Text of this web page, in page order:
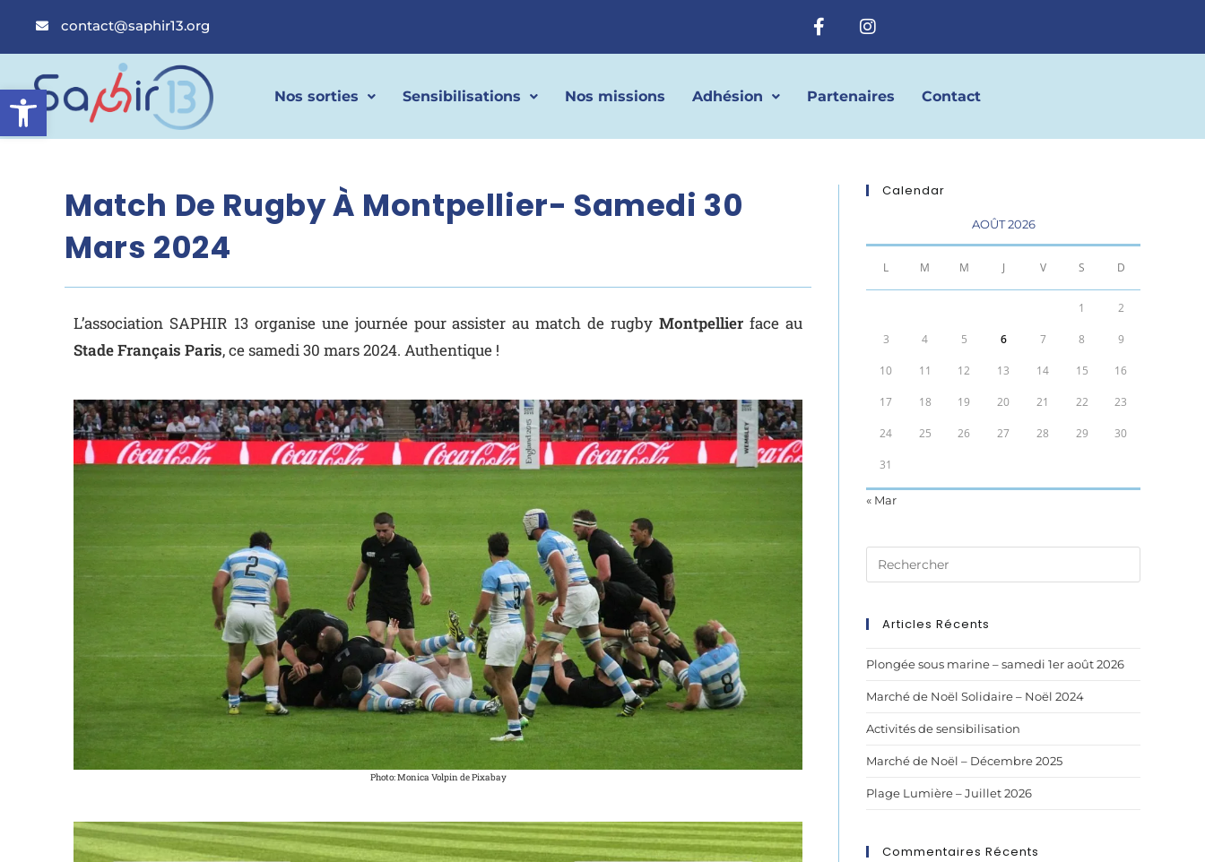
Ouvrir la barre d’outils
contact@saphir13.org
Nos sorties Sensibilisations Nos missions Adhésion Partenaires Contact
Match De Rugby À Montpellier- Samedi 30
Mars 2024
L’association SAPHIR 13 organise une journée pour assister au match de rugbyMontpellier face au
Stade Français Paris, ce samedi 30 mars 2024. Authentique !
Photo: Monica Volpin de Pixabay
Calendar
AOÛT 2026
L M M J V S D
1 2
3 4 5 6 7 8 9
10 11 12 13 14 15 16
17 18 19 20 21 22 23
24 25 26 27 28 29 30
31
« Mar
Articles Récents
Plongée sous marine – samedi 1er août 2026
Marché de Noël Solidaire – Noël 2024
Activités de sensibilisation
Marché de Noël – Décembre 2025
Plage Lumière – Juillet 2026
Commentaires Récents